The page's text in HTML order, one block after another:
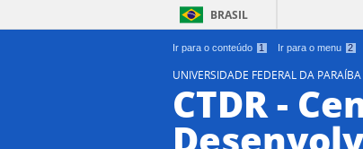
Ir para o conteúdo 1 Ir para o menu 2
BRASIL
UNIVERSIDADE FEDERAL DA
CTDR -